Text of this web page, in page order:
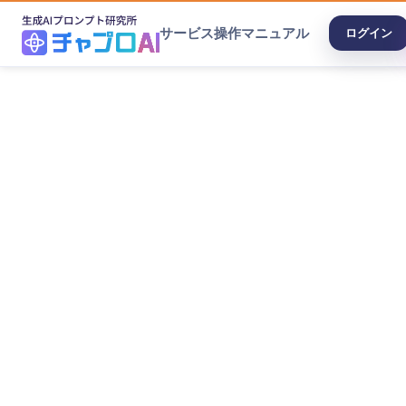
サービス操作マニュアル ログイン